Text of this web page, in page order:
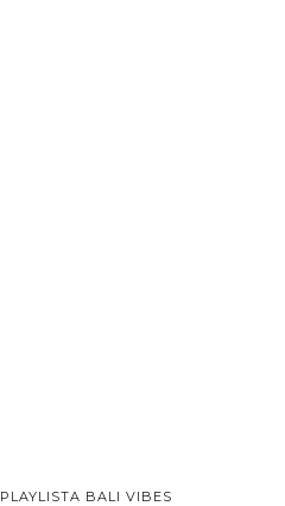
PLAYLISTA BALI VIBES